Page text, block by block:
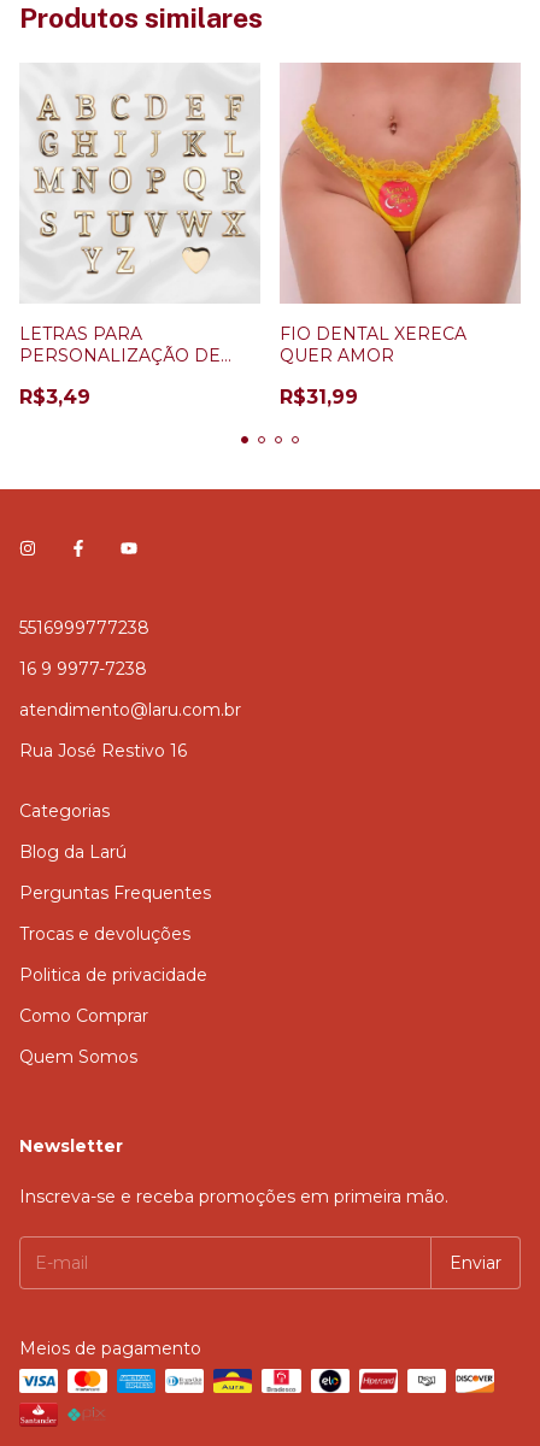
Produtos similares
LETRAS PARA
PERSONALIZAÇÃO DE
R$3,49
FIO DENTAL XERECA
QUER AMOR
R$31,99
5516999777238
16 9 9977-7238
atendimento@laru.com.br
Rua José Restivo 16
Categorias
Blog da Larú
Perguntas Frequentes
Trocas e devoluções
Politica de privacidade
Como Comprar
Quem Somos
Newsletter
Inscreva-se e receba promoções em primeira mão.
Meios de pagamento